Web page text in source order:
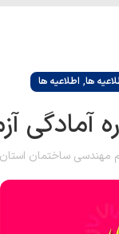
ها, اطلاعیه ها
مهندسی ساختمان